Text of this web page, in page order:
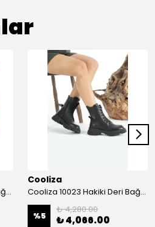
Cooliza 10023 Hakiki Deri Bağcıklı ve Fermuarlı Rahat Kadın Bot Ayakkabı - Ekru
Cooliza
Cooliza 10023 Hakiki Deri Bağcıklı ve Fermuarlı Rahat Kadın Bot Ayakkabı - Siyah
%5
₺ 4,280.00
₺ 4,066.00